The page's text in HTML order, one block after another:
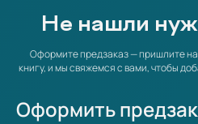
Не нашли
Оформите предзаказ — пришлите
книгу, и мы свяжемся с вами, чтобы
Оформить